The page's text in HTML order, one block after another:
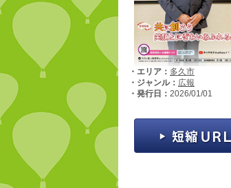
・エリア： 多久市
・ジャンル： 広報
・発行日： 2026/01/01